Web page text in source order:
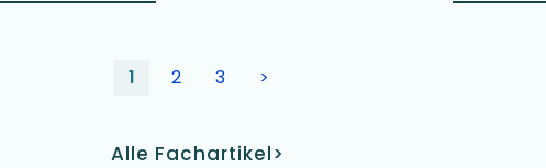
1 2 3 >
Alle Fachartikel>